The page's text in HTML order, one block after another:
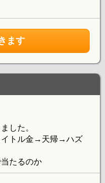
ます
した。
トル金→天帰→ハズ
たるのか